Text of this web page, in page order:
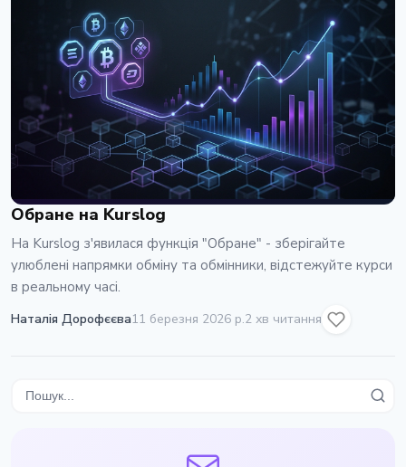
Обране на Kurslog
На Kurslog з'явилася функція "Обране" - зберігайте
улюблені напрямки обміну та обмінники, відстежуйте курси
в реальному часі.
Наталія Дорофєєва11 березня 2026 р.2 хв читання